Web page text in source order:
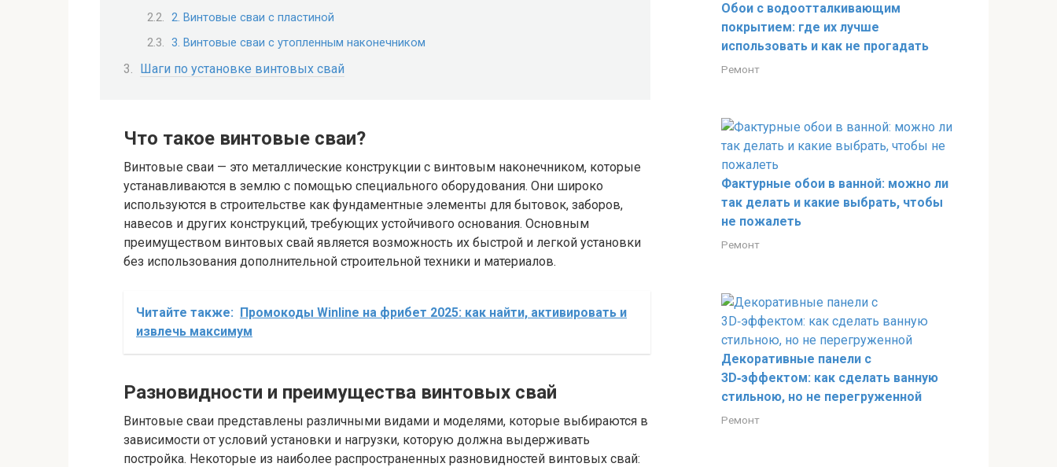
2. Винтовые сваи с пластиной
3. Винтовые сваи с утопленным наконечником
Шаги по установке винтовых свай
Что такое винтовые сваи?
Винтовые сваи — это металлические конструкции с винтовым наконечником, которые
устанавливаются в землю с помощью специального оборудования. Они широко
используются в строительстве как фундаментные элементы для бытовок, заборов,
навесов и других конструкций, требующих устойчивого основания. Основным
преимуществом винтовых свай является возможность их быстрой и легкой установки
без использования дополнительной строительной техники и материалов.
Читайте также: Промокоды Winline на фрибет 2025: как найти, активировать и
извлечь максимум
Разновидности и преимущества винтовых свай
Винтовые сваи представлены различными видами и моделями, которые выбираются в
зависимости от условий установки и нагрузки, которую должна выдерживать
постройка. Некоторые из наиболее распространенных разновидностей винтовых свай:
Обои с водоотталкивающим
покрытием: где их лучше
использовать и как не прогадать
Ремонт
Фактурные обои в ванной: можно ли
так делать и какие выбрать, чтобы
не пожалеть
Ремонт
Декоративные панели с
3D‑эффектом: как сделать ванную
стильною, но не перегруженной
Ремонт